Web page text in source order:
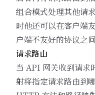
组合模式处理其他请
时他还可以在客户端
户端不友好的协议之
请求路由
当 API 网关收到请求
射将指定请求路由到